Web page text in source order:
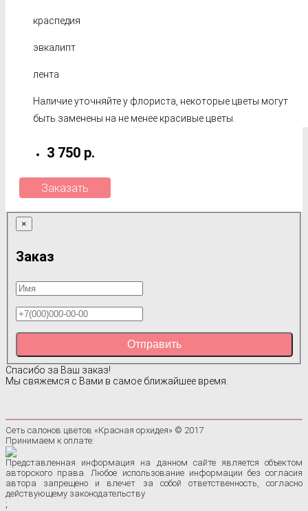
краспедия
эвкалипт
лента
Наличие уточняйте у флориста, некоторые цветы могут
быть заменены на не менее красивые цветы.
3 750 р.
Заказать
×
Заказ
Отправить
Спасибо за Ваш заказ!
Мы свяжемся с Вами в самое ближайшее время.
Сеть салонов цветов «Красная орхидея» © 2017
Принимаем к оплате:
Представленная информация на данном сайте является объектом
авторского права. Любое использование информации без согласия
автора запрещено и влечет за собой ответственность, согласно
действующему законодательству.
;